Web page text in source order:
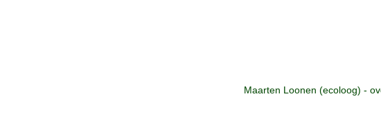
Maarten Loonen (ecoloog) -